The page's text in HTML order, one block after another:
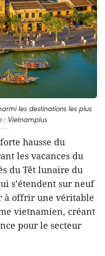
les destinations les plus
: Vietnamplus
hausse du
les vacances du
du Têt lunaire du
s’étendent sur neuf
à offrir une véritable
vietnamien, créant
pour le secteur